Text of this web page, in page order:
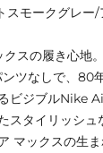
スモークグレー
スの履き心地
ツなしで、80
ビジブルNike
スタイリッシュ
マックスの生ま